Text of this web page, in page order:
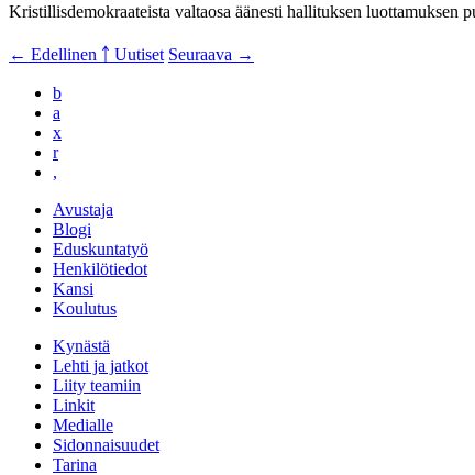
Kristillisdemokraateista valtaosa äänesti hallituksen
← Edellinen ￪ Uutiset Seuraava →
b
a
x
r
,
Avustaja
Blogi
Eduskuntatyö
Henkilötiedot
Kansi
Koulutus
Kynästä
Lehti ja jatkot
Liity teamiin
Linkit
Medialle
Sidonnaisuudet
Tarina